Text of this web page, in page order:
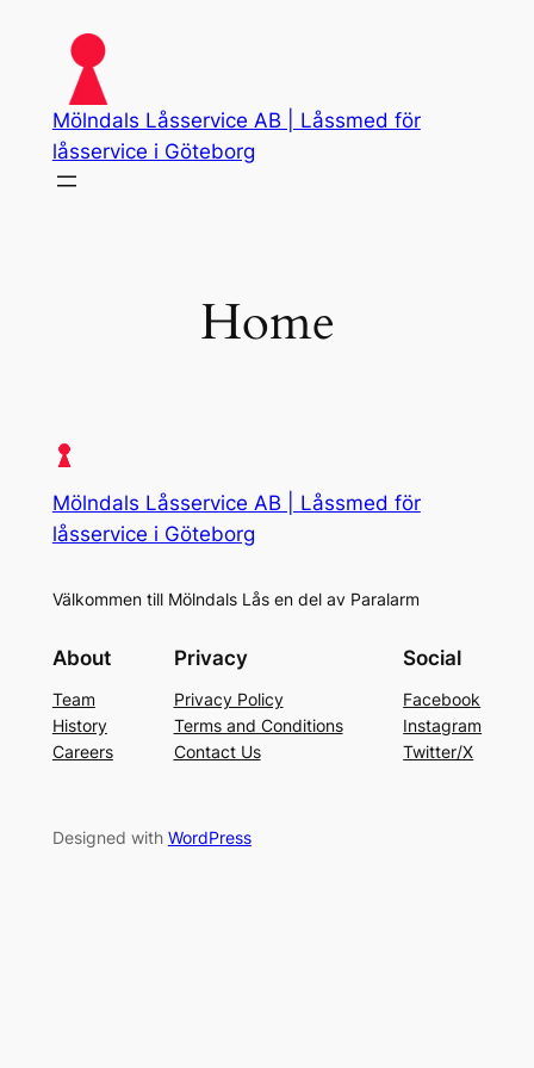
content
Mölndals Låsservice AB | Låssmed för
låsservice i Göteborg
Home
Mölndals Låsservice AB | Låssmed för
låsservice i Göteborg
Välkommen till Mölndals Lås en del av Paralarm
About
Team
History
Careers
Privacy
Privacy Policy
Terms and Conditions
Contact Us
Social
Facebook
Instagram
Twitter/X
Designed with WordPress